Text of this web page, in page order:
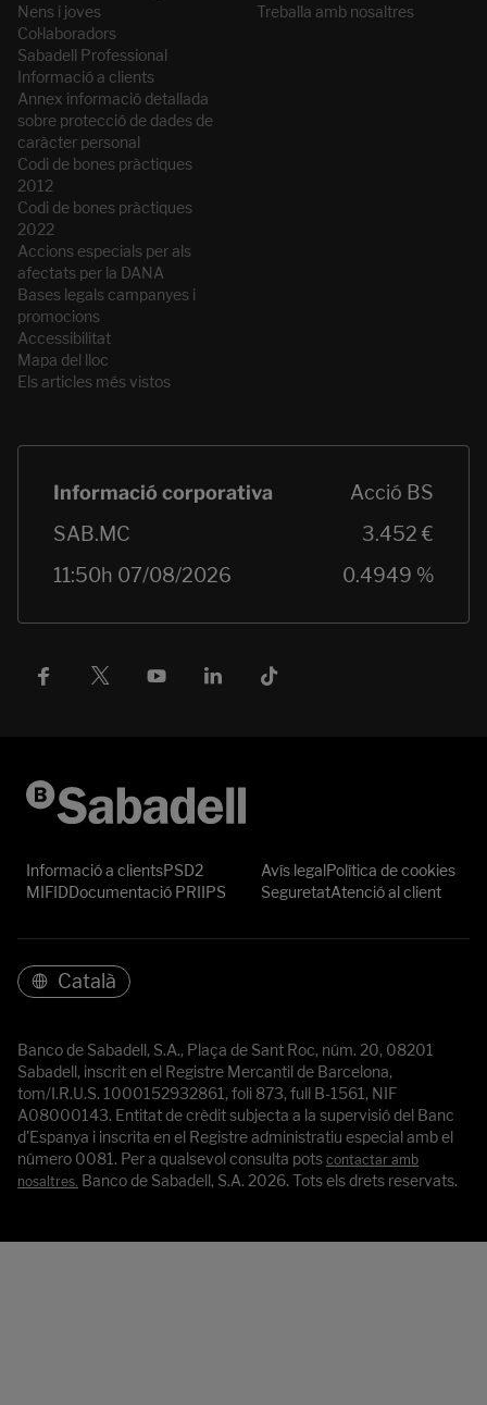
Nens i joves
Col·laboradors
Sabadell Professional
Informació a clients
Annex informació detallada
sobre protecció de dades de
caràcter personal
Codi de bones pràctiques
2012
Codi de bones pràctiques
2022
Accions especials per als
afectats per la DANA
Bases legals campanyes i
promocions
Accessibilitat
Mapa del lloc
Els articles més vistos
Treballa amb nosaltres
Informació a clientsPSD2
MIFIDDocumentació PRIIPS
Avís legalPolítica de cookies
SeguretatAtenció al client